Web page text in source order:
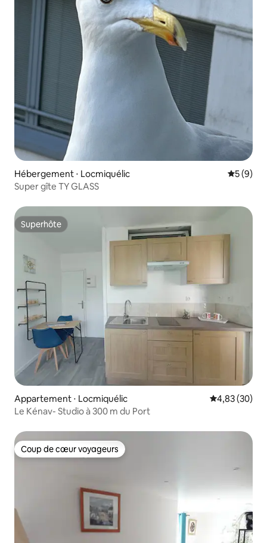
Hébergement ⋅ Locmiquélic
5 (9)
Super gîte TY GLASS
Superhôte
Superhôte
Appartement ⋅ Locmiquélic Évaluation
4,83 (30)
Le Kénav- Studio à 300 m du Port
Coup de cœur voyageurs
Coup de cœur voyageurs